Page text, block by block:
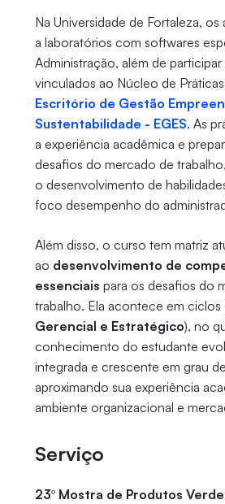
Na Universidade de Fortaleza,
a laboratórios com softwares
Administração, além de
vinculados ao Núcleo de
Escritório de Gestão
Sustentabilidade - EGES. As
a experiência acadêmica e
desafios do mercado de
o desenvolvimento de
foco desempenho do
Além disso, o curso tem matriz
ao desenvolvimento de
essenciais para os desafios do
trabalho. Ela acontece em ciclos
Gerencial e Estratégico), no
conhecimento do estudante
integrada e crescente em grau
aproximando sua experiência
ambiente organizacional e
Serviço
23º Mostra de Produtos